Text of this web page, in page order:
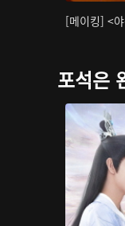
[메이킹] <
포석은